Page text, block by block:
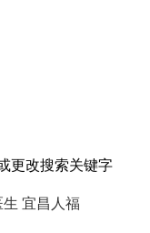
更改搜索关键字
生 宜昌人福